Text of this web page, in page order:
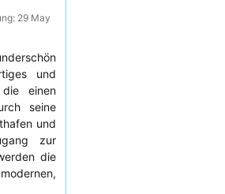
29 May
und
einen
seine
und
zur
die